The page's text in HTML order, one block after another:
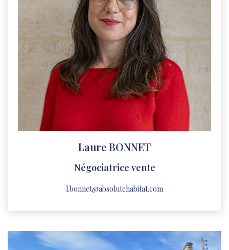
Laure BONNET
Négociatrice vente
l.bonnet@absolutehabitat.com